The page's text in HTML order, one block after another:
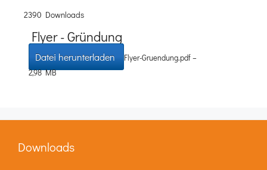
2390 Downloads
Flyer - Gründung
Datei herunterladen
Flyer-Gruendung.pdf –
2,98 MB
Downloads